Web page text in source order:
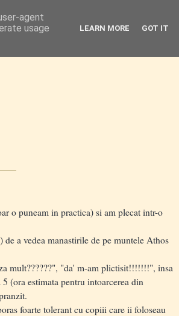
o puneam in practica) si am plecat intr-o
a vedea manastirile de pe muntele Athos
mult??????", "da' m-am plictisit!!!!!!!", insa
(ora estimata pentru intoarcerea din
foarte tolerant cu copiii care ii foloseau
agent
usage
LEARN MORE GOT IT